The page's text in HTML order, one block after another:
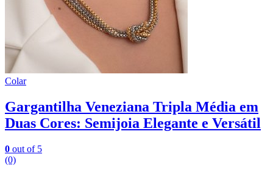
Colar
Gargantilha Veneziana Tripla Média em
Duas Cores: Semijoia Elegante e Versátil
0 out of 5
(0)